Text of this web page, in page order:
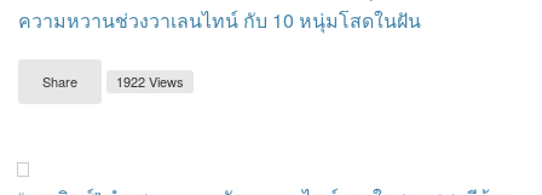
ความหวานช่วงวาเลนไทน์ กับ 10 หนุ่มโสดในฝัน
Share 1922 Views